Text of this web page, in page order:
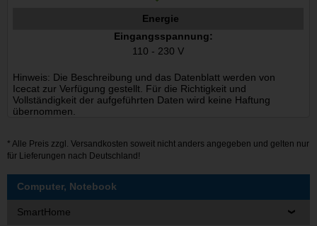
Energie
Eingangsspannung:
110 - 230 V
Hinweis: Die Beschreibung und das Datenblatt werden von
Icecat zur Verfügung gestellt. Für die Richtigkeit und
Vollständigkeit der aufgeführten Daten wird keine Haftung
übernommen.
* Alle Preis zzgl. Versandkosten soweit nicht anders angegeben und gelten nur
für Lieferungen nach Deutschland!
Computer, Notebook
SmartHome